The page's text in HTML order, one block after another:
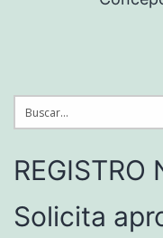
Solicita